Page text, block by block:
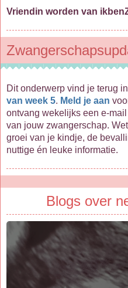
Vriendin worden van
Dit onderwerp vind je terug
van week 5. Meld je aan
ontvang wekelijks een e-
van jouw zwangerschap.
groei van je kindje, de
nuttige én leuke informatie.
Blogs over